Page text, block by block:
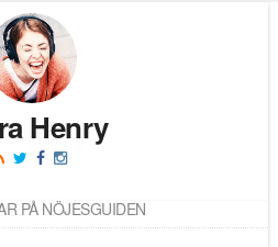
Henry
PÅ NÖJESGUIDEN